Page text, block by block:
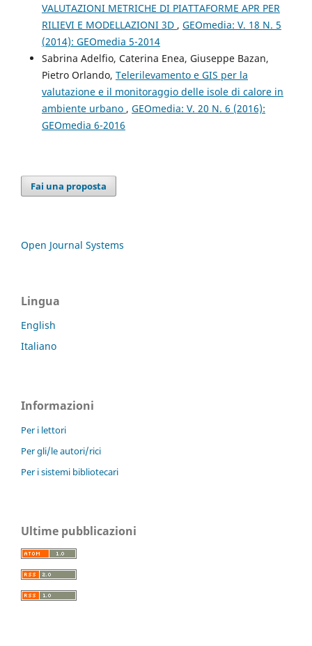
VALUTAZIONI METRICHE DI PIATTAFORME APR PER
RILIEVI E MODELLAZIONI 3D , GEOmedia: V. 18 N. 5
(2014): GEOmedia 5-2014
Sabrina Adelfio, Caterina Enea, Giuseppe Bazan,
Pietro Orlando, Telerilevamento e GIS per la
valutazione e il monitoraggio delle isole di calore in
ambiente urbano , GEOmedia: V. 20 N. 6 (2016):
GEOmedia 6-2016
Fai una proposta
Open Journal Systems
Lingua
English
Italiano
Informazioni
Per i lettori
Per gli/le autori/rici
Per i sistemi bibliotecari
Ultime pubblicazioni